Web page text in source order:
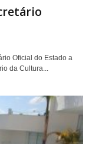
Oficial do Estado a
da Cultura...